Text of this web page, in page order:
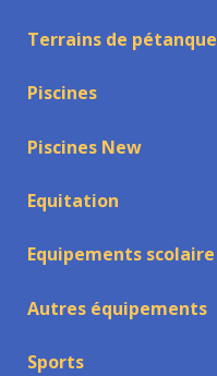
Terrains de pétanque
Piscines
Piscines New
Equitation
Equipements scolaire
Autres équipements
Sports